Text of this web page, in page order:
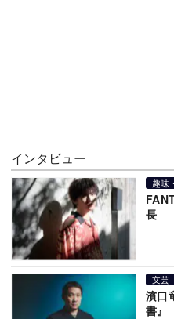
インタビュー
趣味
長
文芸
濱口
書』